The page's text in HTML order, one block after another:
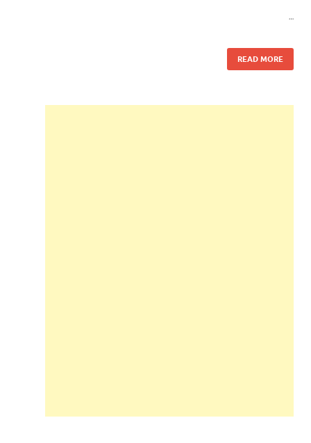
…
READ MORE